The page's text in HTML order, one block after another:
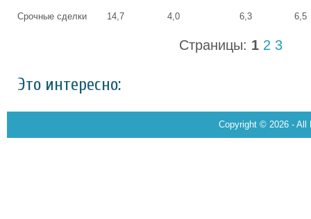
Срочные сделки 14,7 4,0 6,3 6,5
Страницы: 1 2 3
Это интересно:
Copyright © 2026 - All